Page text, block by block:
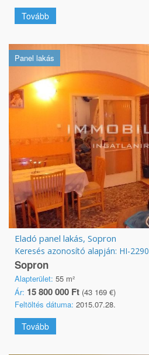
Tovább
Panel lakás
Eladó panel lakás, Sopron
Keresés azonosító alapján: HI-2290
Sopron
Alapterület: 55 m²
Ár: 15 800 000 Ft (43 169 €)
Feltöltés dátuma: 2015.07.28.
Tovább